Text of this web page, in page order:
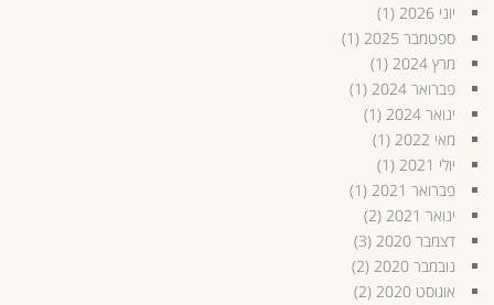
יוני 2026
(1)
ספטמבר 2025
(1)
מרץ 2024
(1)
פברואר 2024
(1)
ינואר 2024
(1)
מאי 2022
(1)
יולי 2021
(1)
פברואר 2021
(1)
ינואר 2021
(2)
דצמבר 2020
(3)
נובמבר 2020
(2)
אוגוסט 2020
(2)